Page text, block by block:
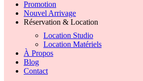
Promotion
Nouvel Arrivage
Réservation & Location
Location Studio
Location Matériels
À Propos
Blog
Contact